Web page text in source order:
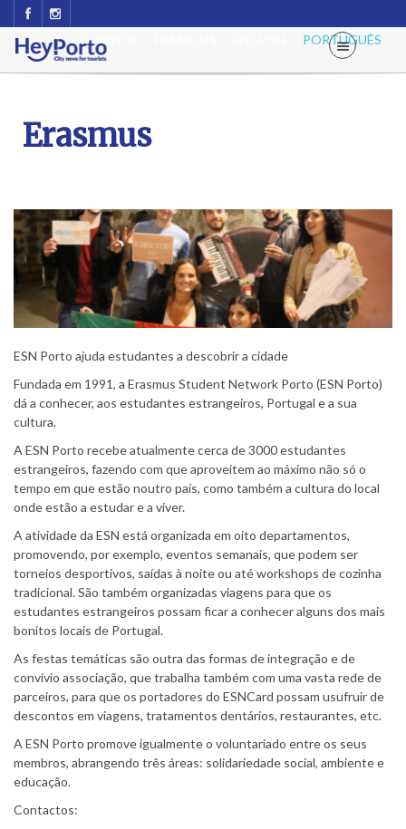
PORTUGUÊS
ESPAÑOL
Erasmus
ESN Porto ajuda estudantes a descobrir a cidade
Fundada em 1991, a Erasmus Student Network Porto (ESN Porto)
dá a conhecer, aos estudantes estrangeiros, Portugal e a sua
cultura.
A ESN Porto recebe atualmente cerca de 3000 estudantes
estrangeiros, fazendo com que aproveitem ao máximo não só o
tempo em que estão noutro país, como também a cultura do local
onde estão a estudar e a viver.
A atividade da ESN está organizada em oito departamentos,
promovendo, por exemplo, eventos semanais, que podem ser
torneios desportivos, saídas à noite ou até workshops de cozinha
tradicional. São também organizadas viagens para que os
estudantes estrangeiros possam ficar a conhecer alguns dos mais
bonitos locais de Portugal.
As festas temáticas são outra das formas de integração e de
convívio associação, que trabalha também com uma vasta rede de
parceiros, para que os portadores do ESNCard possam usufruir de
descontos em viagens, tratamentos dentários, restaurantes, etc.
A ESN Porto promove igualmente o voluntariado entre os seus
membros, abrangendo três áreas: solidariedade social, ambiente e
educação.
Contactos: